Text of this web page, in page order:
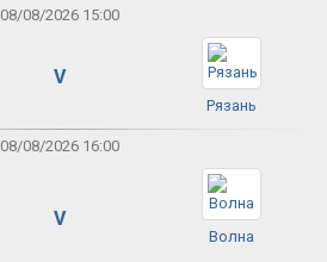
08/08/2026 15:00
V
Рязань
08/08/2026 16:00
V
Волна